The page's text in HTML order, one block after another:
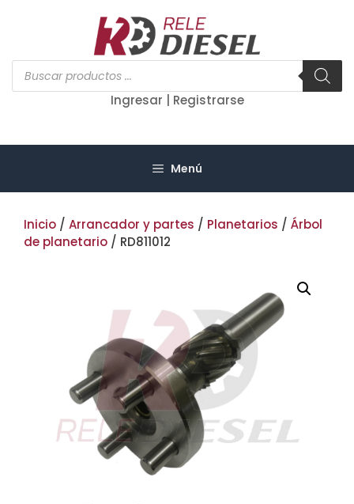
Búsqueda
de
productos
Ingresar | Registrarse
Menú
Inicio / Arrancador y partes / Planetarios / Árbol
de planetario / RD811012